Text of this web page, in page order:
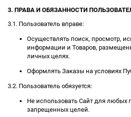
3. ПРАВА И ОБЯЗАННОСТИ
3.1. Пользователь вправе:
Осуществлять поиск, просмотр,
информации и Товаров,
личных целях.
Оформлять Заказы на условиях
3.2. Пользователь обязуется:
Не использовать Сайт для любых
запрещенных целей.